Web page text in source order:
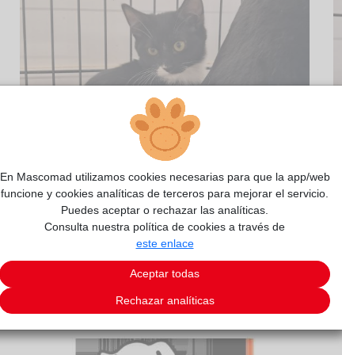
En Mascomad utilizamos cookies necesarias para que la app/web
funcione y cookies analíticas de terceros para mejorar el servicio.
Puedes aceptar o rechazar las analíticas.
Consulta nuestra política de cookies a través de
este enlace
Aceptar todas
Rechazar analíticas